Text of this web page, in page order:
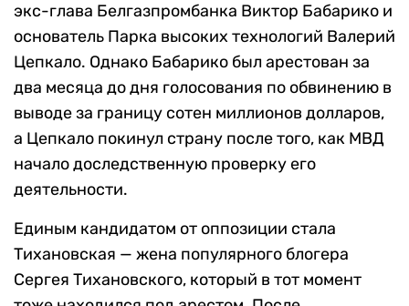
экс-глава Белгазпромбанка Виктор Бабарико и
основатель Парка высоких технологий Валерий
Цепкало. Однако Бабарико был арестован за
два месяца до дня голосования по обвинению в
выводе за границу сотен миллионов долларов,
а Цепкало покинул страну после того, как МВД
начало доследственную проверку его
деятельности.
Единым кандидатом от оппозиции стала
Тихановская — жена популярного блогера
Сергея Тихановского, который в тот момент